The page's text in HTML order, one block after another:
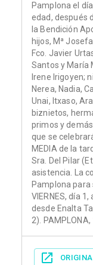
Pamplona el
edad, después
la Bendición
hijos, Mª
Fco. Javier
Santos y María
Irene Irigoyen;
Nerea, Nadia,
Unai, Itxaso,
biznietos,
primos y
que se
MEDIA de la
Sra. Del Pilar
asistencia. La
Pamplona para
VIERNES, día
desde Enalta
2). PAMPLONA,